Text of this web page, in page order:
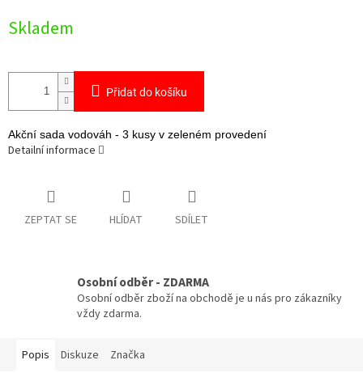
cena:
Skladem
Přidat do košíku
Akční sada vodováh - 3 kusy v zeleném provedení
Detailní informace
ZEPTAT SE HLÍDAT SDÍLET
Osobní odběr - ZDARMA
Osobní odběr zboží na obchodě je u nás pro zákazníky
vždy zdarma.
Popis Diskuze Značka